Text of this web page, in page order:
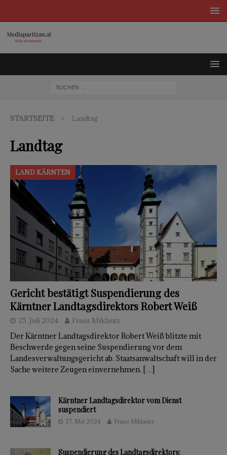
STARTSEITE Landtag
Landtag
LAND KÄRNTEN
Gericht bestätigt Suspendierung des
Kärntner Landtagsdirektors Robert Weiß
25. Juli 2024 Franz Miklautz
Der Kärntner Landtagsdirektor Robert Weiß blitzte mit
Beschwerde gegen seine Suspendierung vor dem
Landesverwaltungsgericht ab. Staatsanwaltschaft will in der
Sache weitere Zeugen einvernehmen. […]
Kärntner Landtagsdirektor vom Dienst
suspendiert
27. Mai 2024 Franz Miklautz
Suspendierung des Landtagsdirektors: